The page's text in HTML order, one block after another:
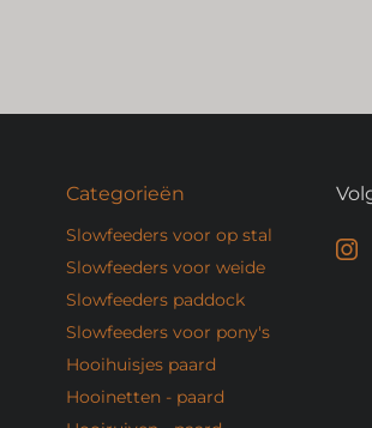
Categorieën
Slowfeeders voor op stal
Slowfeeders voor weide
Slowfeeders paddock
Slowfeeders voor pony's
Hooihuisjes paard
Hooinetten - paard